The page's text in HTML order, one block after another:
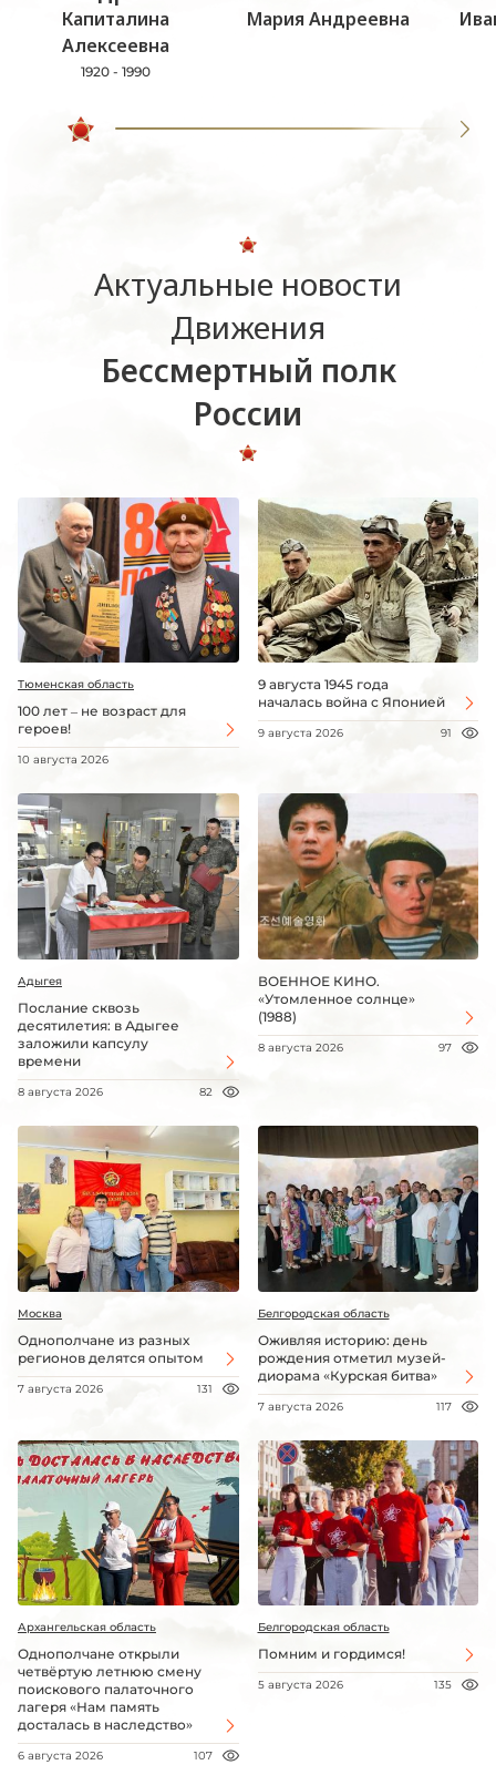
Капиталина
Алексеевна
1920 - 1990
Мария Андреевна
Актуальные новости
Движения
Бессмертный полк
России
Тюменская область
100 лет – не возраст для
героев!
10 августа 2026
9 августа 1945 года
началась война с Японией
9 августа 2026 91
Адыгея
Послание сквозь
десятилетия: в Адыгее
заложили капсулу
времени
8 августа 2026 82
ВОЕННОЕ КИНО.
«Утомленное солнце»
(1988)
8 августа 2026 97
Москва
Однополчане из разных
регионов делятся опытом
7 августа 2026 131
Белгородская область
Оживляя историю: день
рождения отметил музей-
диорама «Курская битва»
7 августа 2026 117
Архангельская область
Однополчане открыли
четвёртую летнюю смену
поискового палаточного
лагеря «Нам память
досталась в наследство»
6 августа 2026 107
Белгородская область
Помним и гордимся!
5 августа 2026 135